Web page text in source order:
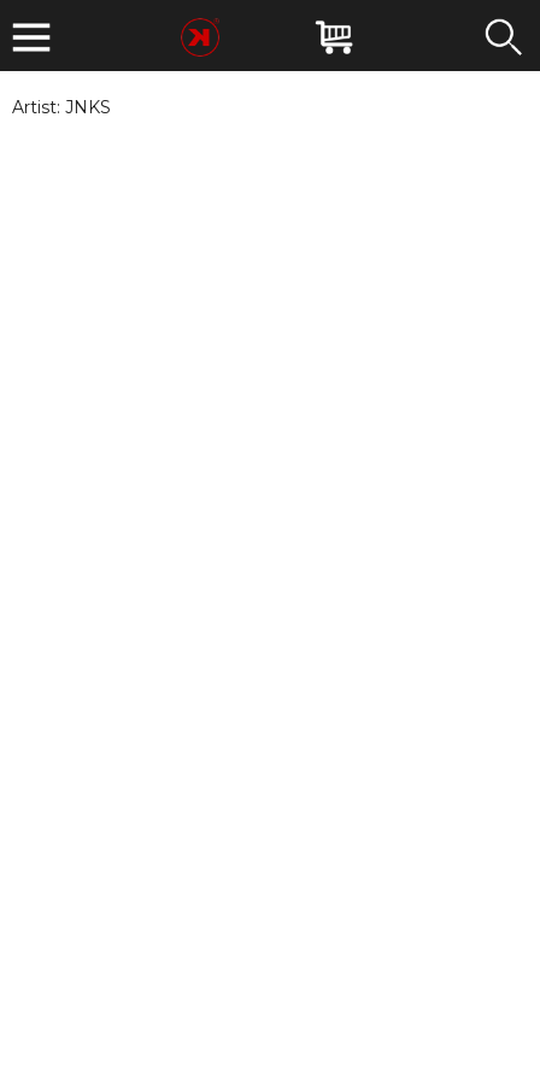
Artist: JNKS